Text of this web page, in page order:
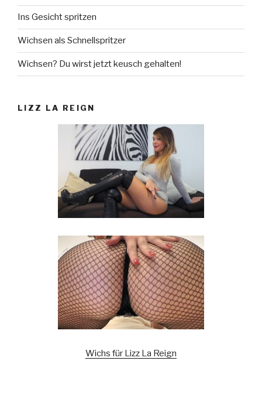
Ins Gesicht spritzen
Wichsen als Schnellspritzer
Wichsen? Du wirst jetzt keusch gehalten!
LIZZ LA REIGN
Wichs für Lizz La Reign